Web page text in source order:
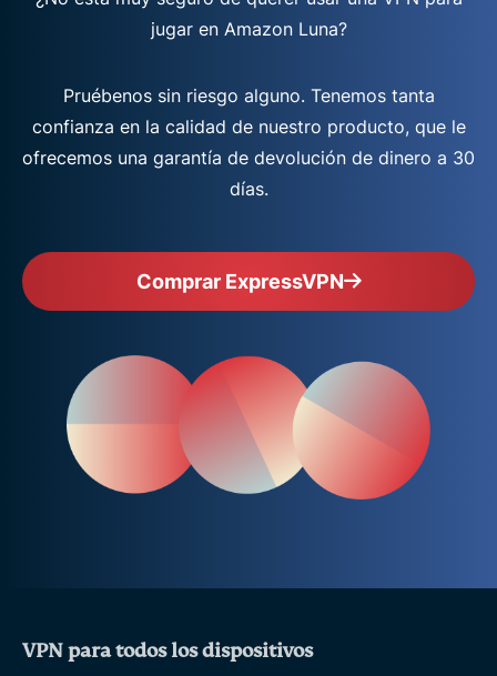
jugar en Amazon Luna?
Pruébenos sin riesgo alguno. Tenemos tanta
confianza en la calidad de nuestro producto, que le
ofrecemos una garantía de devolución de dinero a 30
días.
Comprar ExpressVPN
VPN para todos los dispositivos